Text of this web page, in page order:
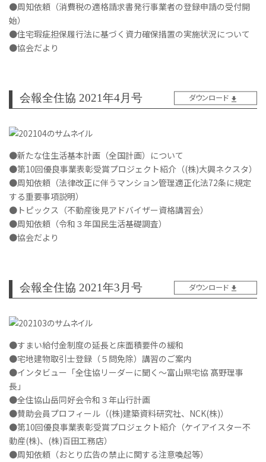
●周知依頼（消費税の適格請求書発行事業者の登録申請の受付開
始）
●住宅瑕疵担保履行法に基づく資力確保措置の実施状況について
●協会だより
会報全住協 2021年4月号 ダウンロード
●新たな住生活基本計画（全国計画）について
●第10回優良事業表彰受賞プロジェクト紹介（(株)大興ネクスタ）
●周知依頼（法律改正に伴うマンション管理適正化法72条に規定
する重要事項説明）
●トピックス（不動産後見アドバイザー資格講習会）
●周知依頼（令和３年国民生活基礎調査）
●協会だより
会報全住協 2021年3月号 ダウンロード
●すまい給付金制度の延長と床面積要件の緩和
●宅地建物取引士登録（５問免除）講習のご案内
●インタビュー「全住協リーダーに聞く～富山県宅協 髙野理事
長」
●全住協山岳同好会令和３年山行計画
●賛助会員プロフィール（(株)建築資料研究社、NCK(株)）
●第10回優良事業表彰受賞プロジェクト紹介（ケイアイスター不
動産(株)、(株)百田工務店）
●周知依頼（おとり広告の禁止に関する注意喚起等）